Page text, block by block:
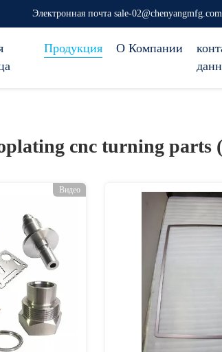
Электронная почта sale-02@chenyangmfg.com
Продукция О Компании
cnc turning parts
Видео